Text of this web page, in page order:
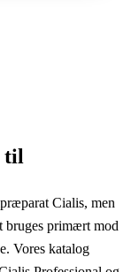
til
Cialis, men
bruges primært mod
Vores katalog